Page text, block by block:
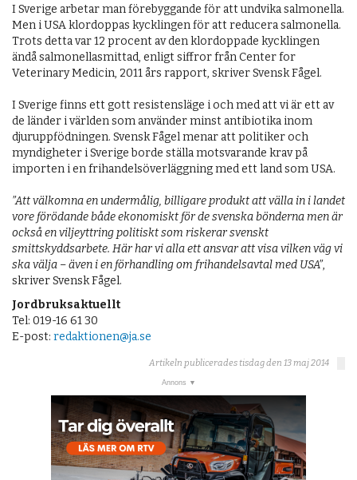
I Sverige arbetar man förebyggande för att undvika salmonella.
Men i USA klordoppas kycklingen för att reducera salmonella.
Trots detta var 12 procent av den klordoppade kycklingen
ändå salmonellasmittad, enligt siffror från Center for
Veterinary Medicin, 2011 års rapport, skriver Svensk Fågel.
I Sverige finns ett gott resistensläge i och med att vi är ett av
de länder i världen som använder minst antibiotika inom
djuruppfödningen. Svensk Fågel menar att politiker och
myndigheter i Sverige borde ställa motsvarande krav på
importen i en frihandelsöverläggning med ett land som USA.
”Att välkomna en undermålig, billigare produkt att välla in i landet
vore förödande både ekonomiskt för de svenska bönderna men är
också en viljeyttring politiskt som riskerar svenskt
smittskyddsarbete. Här har vi alla ett ansvar att visa vilken väg vi
ska välja – även i en förhandling om frihandelsavtal med USA”,
skriver Svensk Fågel.
Jordbruksaktuellt
Tel: 019-16 61 30
E-post: redaktionen@ja.se
Artikeln publicerades tisdag den 13 maj 2014